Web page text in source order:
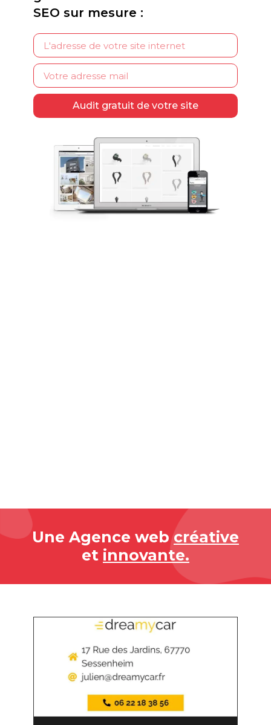
SEO sur mesure :
Audit gratuit de votre site
Une Agence webcréative
et innovante.